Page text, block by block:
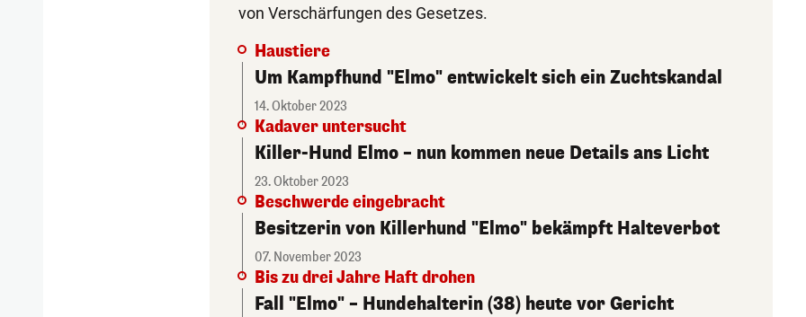
von Verschärfungen des Gesetzes.
Haustiere
Um Kampfhund "Elmo" entwickelt sich ein Zuchtskandal
14. Oktober 2023
Kadaver untersucht
Killer-Hund Elmo – nun kommen neue Details ans Licht
23. Oktober 2023
Beschwerde eingebracht
Besitzerin von Killerhund "Elmo" bekämpft Halteverbot
07. November 2023
Bis zu drei Jahre Haft drohen
Fall "Elmo" – Hundehalterin (38) heute vor Gericht